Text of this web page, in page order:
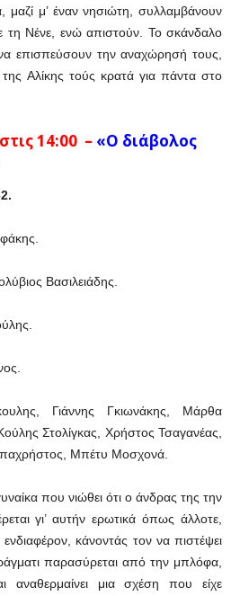
μαζί μ’ έναν νησιώτη, συλλαμβάνουν
Νένε, ενώ απιστούν. Το σκάνδαλο
επισπεύσουν την αναχώρησή τους,
Αλίκης τούς κρατά για πάντα στο
14:00 – «Ο διάβολος
Βασιλειάδης.
Γιάννης Γκιωνάκης, Μάρθα
Στολίγκας, Χρήστος Τσαγανέας,
Μπέτυ Μοσχονά.
που νιώθει ότι ο άνδρας της την
γι’ αυτήν ερωτικά όπως άλλοτε,
κάνοντάς τον να πιστέψει
παρασύρεται από την μπλόφα,
αναθερμαίνει μια σχέση που είχε